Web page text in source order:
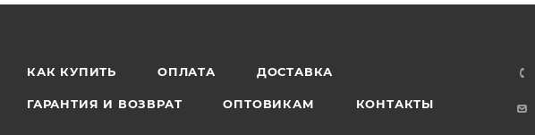
КАК КУПИТЬ ОПЛАТА ДОСТАВКА
ГАРАНТИЯ И ВОЗВРАТ ОПТОВИКАМ КОНТАКТЫ